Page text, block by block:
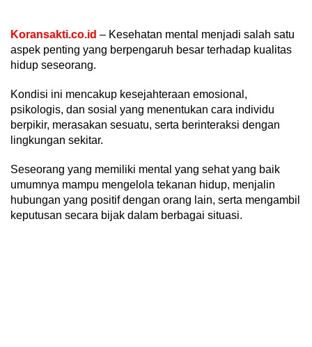
Koransakti.co.id – Kesehatan mental menjadi salah satu
aspek penting yang berpengaruh besar terhadap kualitas
hidup seseorang.
Kondisi ini mencakup kesejahteraan emosional,
psikologis, dan sosial yang menentukan cara individu
berpikir, merasakan sesuatu, serta berinteraksi dengan
lingkungan sekitar.
Seseorang yang memiliki mental yang sehat yang baik
umumnya mampu mengelola tekanan hidup, menjalin
hubungan yang positif dengan orang lain, serta mengambil
keputusan secara bijak dalam berbagai situasi.